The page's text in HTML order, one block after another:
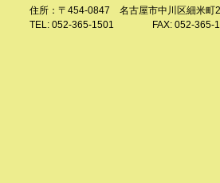
住所：〒454-0847 名古屋市中川区細米町
TEL: 052-365-1501 FAX: 052-365-